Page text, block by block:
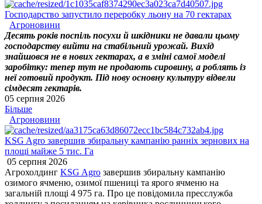
Господарство запустило переробку льону на 70 гектарах
Агроновини
Десять років поспіль посухи й шкідники не давали цьому
господарству вийти на стабільний урожай. Вихід
знайшовся не в нових гектарах, а в зміні самої моделі
заробітку: тепер тут не продають сировину, а роблять із
неї готовий продукт. Під нову основну культуру відвели
сімдесят гектарів.
05 серпня 2026
Більше
Агроновини
KSG Agro завершив збиральну кампанію ранніх зернових на
площі майже 5 тис. Га
05 серпня 2026
Агрохолдинг KSG Agro завершив збиральну кампанію
озимого ячменю, озимої пшениці та ярого ячменю на
загальній площі 4 975 га. Про це повідомила пресслужба